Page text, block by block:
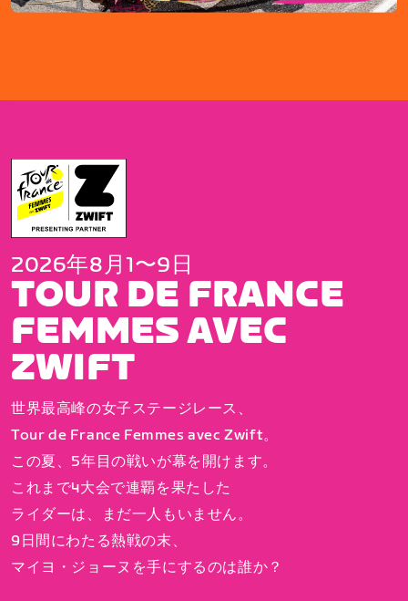
2026年8月1〜9日
TOUR DE FRANCE
FEMMES AVEC
ZWIFT
世界最高峰の女子ステージレース、
Tour de France Femmes avec Zwift。
この夏、5年目の戦いが幕を開けます。
これまで4大会で連覇を果たした
ライダーは、まだ一人もいません。
9日間にわたる熱戦の末、
マイヨ・ジョーヌを手にするのは誰か？